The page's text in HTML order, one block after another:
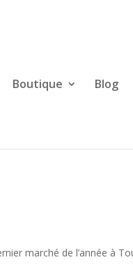
Boutique Blog
marché de l’année à